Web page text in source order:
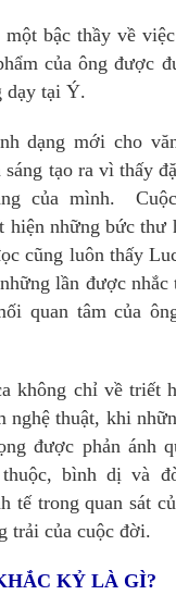
một bậc thầy về
của ông được
dạy tại Ý.
dạng mới cho
sáng tạo ra vì thấy
của mình.
hiện những bức thư
cũng luôn thấy
lần được nhắc
quan tâm của
không chỉ về triết
nghệ thuật, khi
được phản ánh
thuộc, bình dị và
tế trong quan sát
trải của cuộc đời.
KỶ LÀ GÌ?